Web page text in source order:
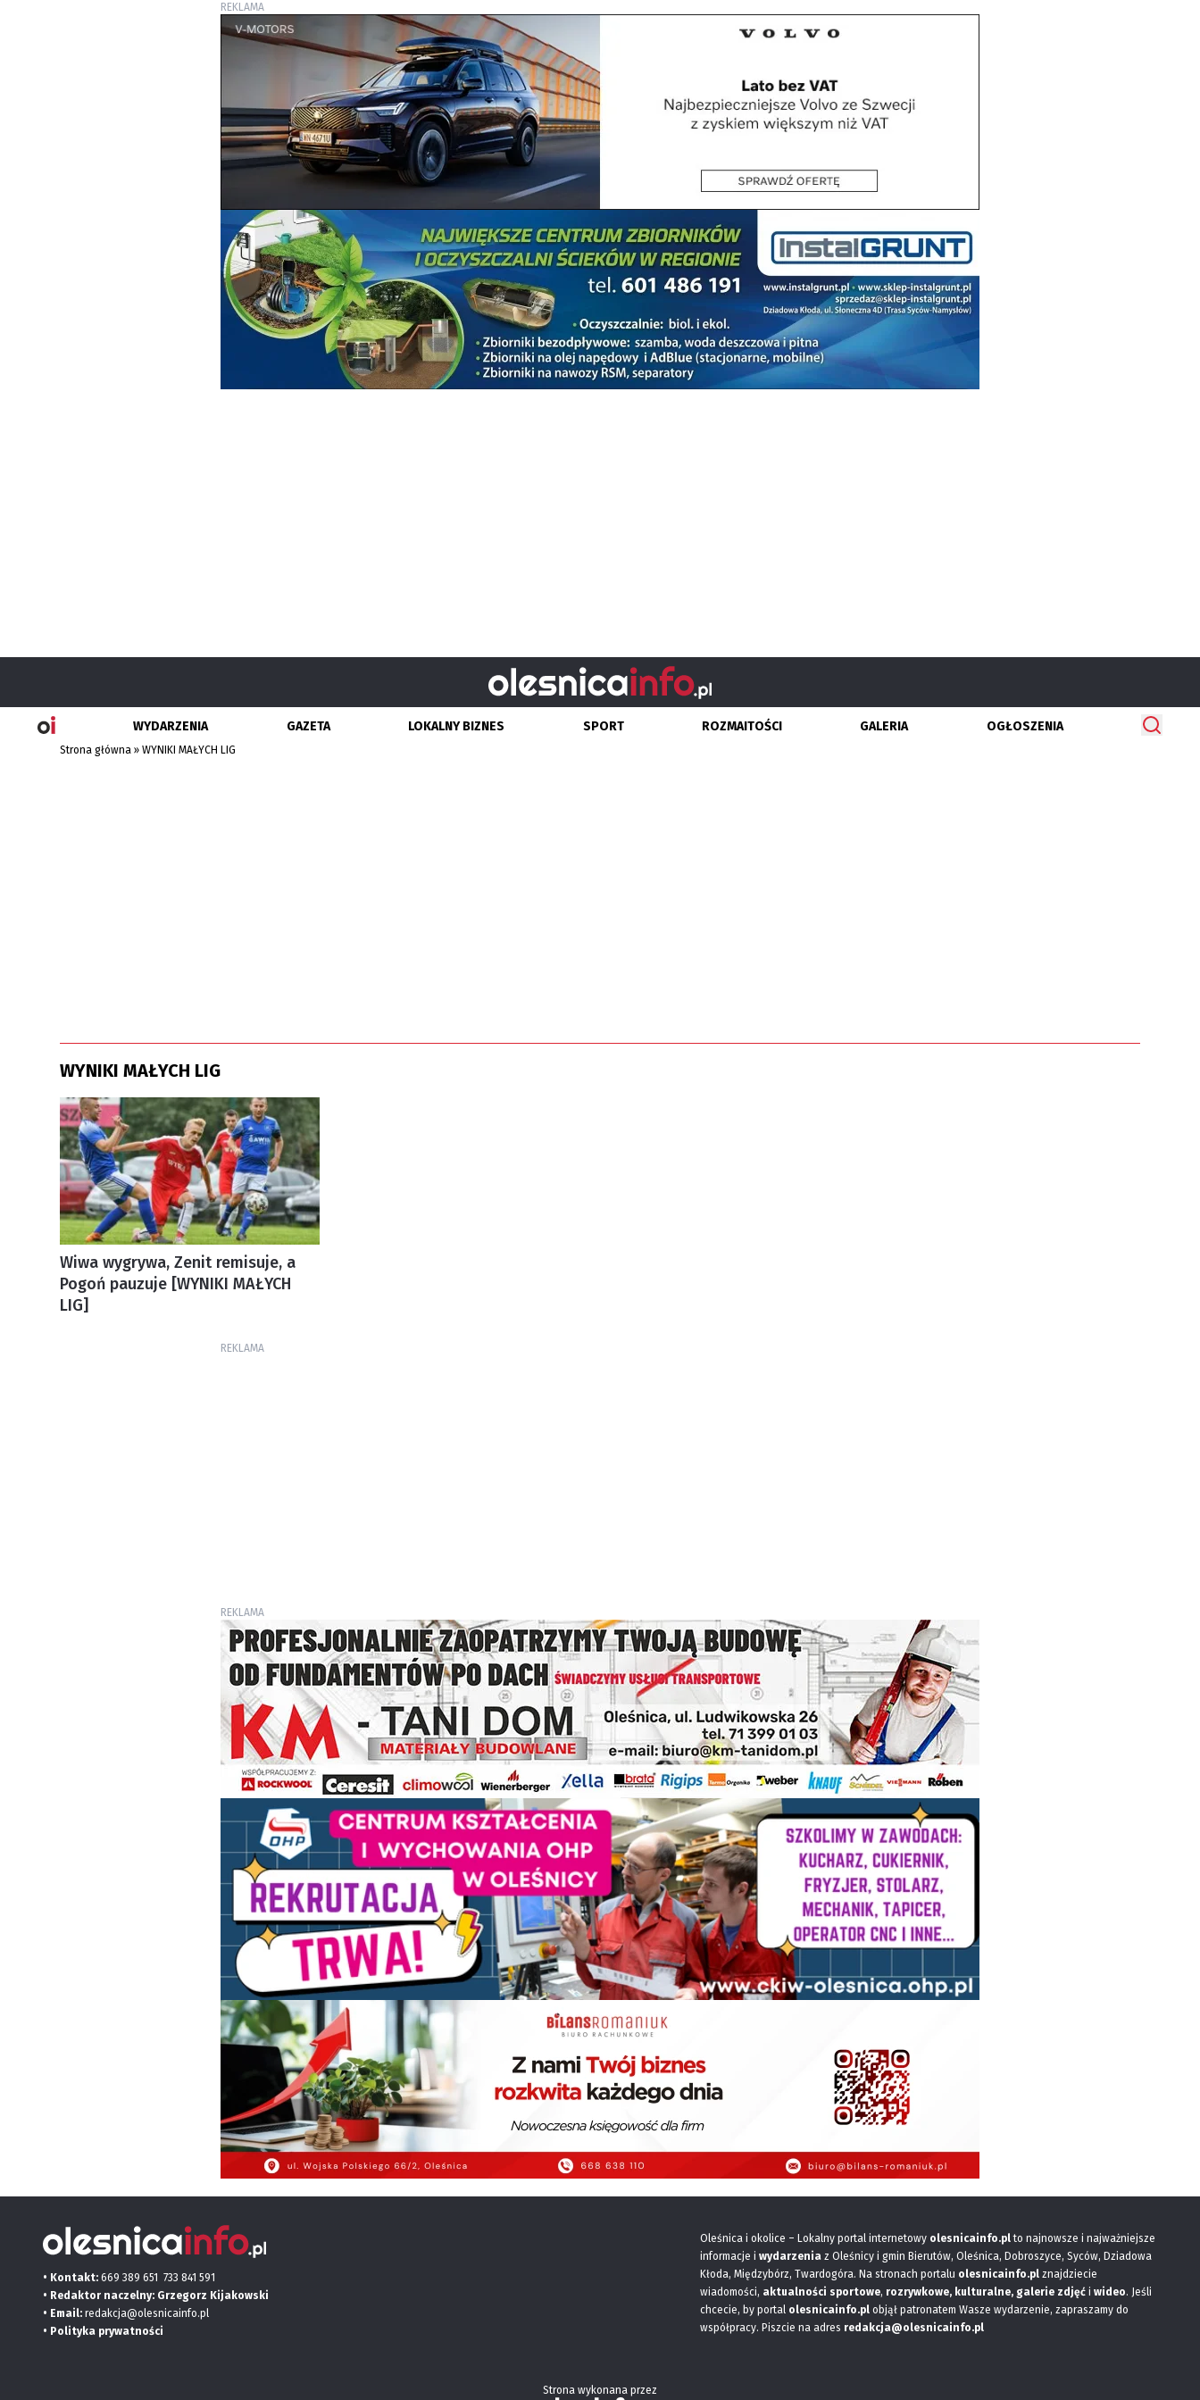
REKLAMA
WYDARZENIA GAZETA LOKALNY BIZNES SPORT ROZMAITOŚCI GALERIA OGŁOSZENIA
Strona główna »WYNIKI MAŁYCH LIG
WYNIKI MAŁYCH LIG
Wiwa wygrywa, Zenit remisuje, a
Pogoń pauzuje [WYNIKI MAŁYCH
LIG]
REKLAMA
REKLAMA
• Kontakt: 669 389 651 733 841 591
• Redaktor naczelny: Grzegorz Kijakowski
• Email: redakcja@olesnicainfo.pl
• Polityka prywatności
Oleśnica i okolice – Lokalny portal internetowy olesnicainfo.plto najnowsze i najważniejsze
informacje i wydarzenia z Oleśnicy i gmin Bierutów, Oleśnica, Dobroszyce, Syców, Dziadowa
Kłoda, Międzybórz, Twardogóra. Na stronach portalu olesnicainfo.pl znajdziecie
wiadomości, aktualności sportowe, rozrywkowe, kulturalne, galerie zdjęć i wideo. Jeśli
chcecie, by portal olesnicainfo.pl objął patronatem Wasze wydarzenie, zapraszamy do
współpracy. Piszcie na adres redakcja@olesnicainfo.pl
Strona wykonana przez